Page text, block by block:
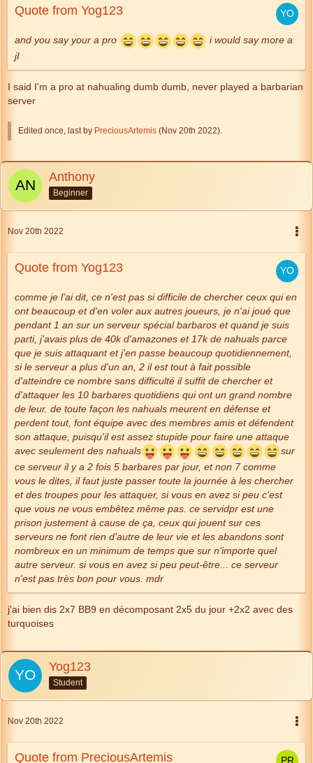
Quote from Yog123
and you say your a pro
i would say more a
jI
I said I'm a pro at nahualing dumb dumb, never played a barbarian
server
Edited once, last by PreciousArtemis (Nov 20th 2022).
Anthony
Beginner
Nov 20th 2022
Quote from Yog123
comme je l'ai dit, ce n'est pas si difficile de chercher ceux qui en
ont beaucoup et d'en voler aux autres joueurs, je n'ai joué que
pendant 1 an sur un serveur spécial barbaros et quand je suis
parti, j'avais plus de 40k d'amazones et 17k de nahuals parce
que je suis attaquant et j'en passe beaucoup quotidiennement,
si le serveur a plus d'un an, 2 il est tout à fait possible
d'atteindre ce nombre sans difficulté il suffit de chercher et
d'attaquer les 10 barbares quotidiens qui ont un grand nombre
de leur. de toute façon les nahuals meurent en défense et
perdent tout, font équipe avec des membres amis et défendent
son attaque, puisqu'il est assez stupide pour faire une attaque
avec seulement des nahuals
sur
ce serveur il y a 2 fois 5 barbares par jour, et non 7 comme
vous le dites, il faut juste passer toute la journée à les chercher
et des troupes pour les attaquer, si vous en avez si peu c'est
que vous ne vous embêtez même pas. ce servidpr est une
prison justement à cause de ça, ceux qui jouent sur ces
serveurs ne font rien d'autre de leur vie et les abandons sont
nombreux en un minimum de temps que sur n'importe quel
autre serveur. si vous en avez si peu peut-être... ce serveur
n'est pas très bon pour vous. mdr
j'ai bien dis 2x7 BB9 en décomposant 2x5 du jour +2x2 avec des
turquoises
Yog123
Student
Nov 20th 2022
Quote from PreciousArtemis